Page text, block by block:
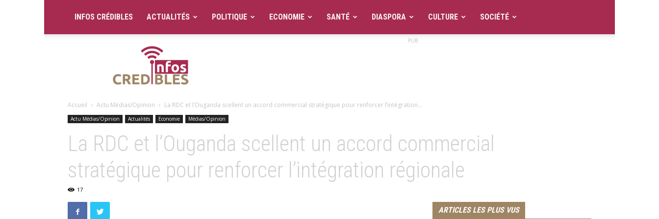
INFOS CRÉDIBLES ACTUALITÉS POLITIQUE ECONOMIE SANTÉ DIASPORA CULTURE SOCIÉTÉ
PUB
Accueil Actu Médias/Opinion La RDC et l’Ouganda scellent un accord commercial stratégique pour renforcer l’intégration...
Actu Médias/Opinion Actualités Economie Médias/Opinion
La RDC et l’Ouganda scellent un accord commercial
stratégique pour renforcer l’intégration régionale
17
ARTICLES LES PLUS VUS